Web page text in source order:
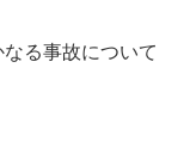
る事故について